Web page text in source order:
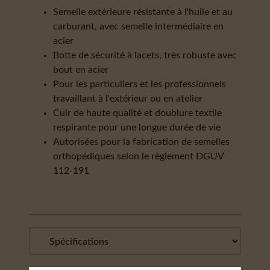
Semelle extérieure résistante à l'huile et au
carburant, avec semelle intermédiaire en
acier
Botte de sécurité à lacets, très robuste avec
bout en acier
Pour les particuliers et les professionnels
travaillant à l'extérieur ou en atelier
Cuir de haute qualité et doublure textile
respirante pour une longue durée de vie
Autorisées pour la fabrication de semelles
orthopédiques selon le règlement DGUV
112-191